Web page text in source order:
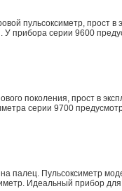
пульсоксиметр, прост
У прибора серии 9600
поколения, прост в
серии 9700
палец. Пульсоксиметр
Идеальный прибор